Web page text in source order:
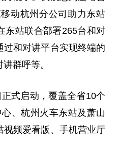
动杭州分公司助力东站
东站联合部署265台和对
过和对讲平台实现终端的
群呼等。
式启动，覆盖全省10个
、杭州火车东站及萧山
视频爱看版、手机营业厅